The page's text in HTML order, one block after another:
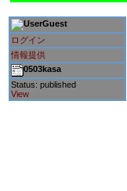
Guest
ログイン
情報提供
0503kasa
Status: published
View